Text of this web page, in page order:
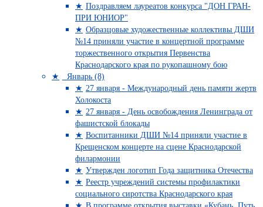
Поздравляем лауреатов конкурса "ДОН ГРАН-
ПРИ ЮНИОР"
Образцовые художественные коллективы ДШИ
№14 приняли участие в концертной программе
торжественного открытия Первенства
Краснодарского края по рукопашному бою
Январь (8)
27 января - Международный день памяти жертв
Холокоста
27 января - День освобождения Ленинграда от
фашистской блокады
Воспитанники ДШИ №14 приняли участие в
Крещенском концерте на сцене Краснодарской
филармонии
Утвержден логотип Года защитника Отечества
Реестр учреждений системы профилактики
социального сиротства Краснодарского края